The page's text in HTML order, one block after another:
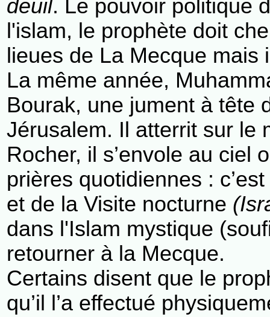
deuil. Le pouvoir politique
l'islam, le prophète doit
lieues de La Mecque
La même année,
Bourak, une jument à tête
Jérusalem. Il atterrit sur le
Rocher, il s’envole au ciel
prières quotidiennes :
et de la Visite nocturne
dans l'Islam mystique
retourner à la Mecque.
Certains disent que le
qu’il l’a effectué